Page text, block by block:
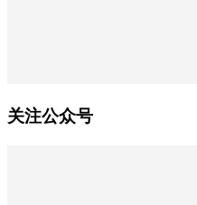
关注公众号